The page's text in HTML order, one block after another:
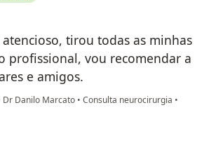
tirou todas as minhas
profissional, vou recomendar a
e amigos.
Dr Danilo Marcato • Consulta neurocirurgia •
Jussara de Oliveira Soares